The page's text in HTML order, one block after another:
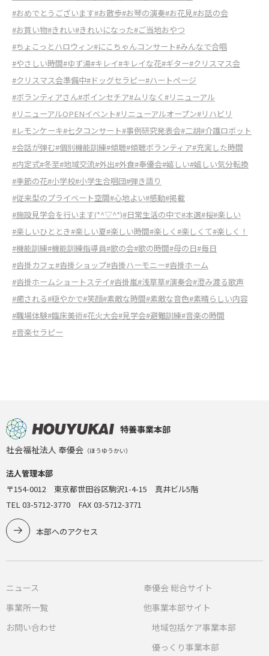
#おめでとうございます#お散歩#お琴の演奏#お花見#お話の会
#お買い物#きれい#きれいになった#ご当地おやつ
#ちょこっとハロウィン#にこちゃんコンサート#みんなで合唱
#やさしい時間#ゆず湯#キレイ#キレイな花#ギター#クリスマス会
#クリスマス会準備中#ドッグセラピー#ハートページ
#ボランティアさん#ポインセチア#ムリなく #リニューアル
#リニューアルOPENイベント#リニューアルオープン#リハビリ
#レモンケーキ#七夕コンサート#事例研究発表会#二胡#介護ロボット
#会話が弾む#個別機能訓練#傾聴#傾聴ボランティア#充実した時間
#内定式#冬至#地域交流#外出#外食#奉優会#嬉しい#嬉しい気分転換
#季節の花#小学校#小学生合唱団#弾き語り
#従来型のプライベート空間#心地よい#感動#掲載
#施設見学会を行います(*^▽^*)#日常生活の中で#本選#桜#楽しい
#楽しいひととき#楽しい夏#楽しい時間#楽しく #楽しくて#楽しく！
#機能訓練#機能訓練指導員#歌の会#歌の時間#母の日#毎日
#沓掛カフェ#沓掛ショップ#沓掛ハーモニー#沓掛ホーム
#沓掛ホームショートステイ#沓掛嵐#浅草草#演奏会#澄み渡る歌声
#癒される#穏やかで#笑顔#素敵な時間#素敵な音色#素晴らしい内容
#職場体験#臨床美術#花火大会#見学会#避難訓練#音楽の時間
#音楽セラピー
特養事業本部
社会福祉法人 奉優会 （ほうゆうかい）
法人管理本部
〒154-0012 東京都世田谷区駒沢1-4-15 真井ビル5階
TEL 03-5712-3770 FAX 03-5712-3771
本部へのアクセス
ニュース
事業所一覧
お問い合わせ
奉優会 総合サイト
他事業本部サイト
地域包括ケア事業本部
優っくり事業本部